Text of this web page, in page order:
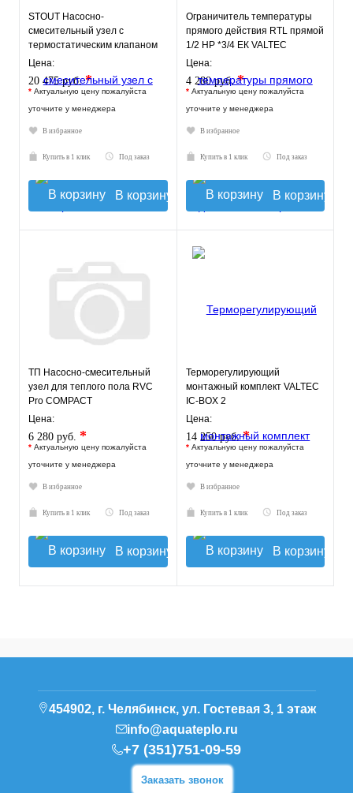
STOUT Насосно-
смесительный узел с
термостатическим клапаном
30-60°C, без насоса
Цена:
20 475 руб.*
* Актуальную цену пожалуйста
уточните у менеджера
В избранное
Купить в 1 клик Под заказ
В корзину
Ограничитель температуры
прямого действия RTL прямой
1/2 НР *3/4 ЕК VALTEC
Цена:
4 280 руб.*
* Актуальную цену пожалуйста
уточните у менеджера
В избранное
Купить в 1 клик Под заказ
В корзину
ТП Насосно-смесительный
узел для теплого пола RVC
Pro COMPACT
Цена:
6 280 руб. *
* Актуальную цену пожалуйста
уточните у менеджера
В избранное
Купить в 1 клик Под заказ
В корзину
Терморегулирующий
монтажный комплект VALTEC
IC-BOX 2
Цена:
14 250 руб.*
* Актуальную цену пожалуйста
уточните у менеджера
В избранное
Купить в 1 клик Под заказ
В корзину
454902, г. Челябинск, ул. Гостевая 3, 1 этаж
info@aquateplo.ru
+7 (351)751-09-59
Заказать звонок